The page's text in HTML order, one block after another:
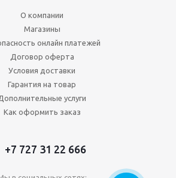
О компании
Магазины
онлайн платежей
Договор оферта
Условия доставки
Гарантия на товар
услуги
Как оформить заказ
+7 727 31 22 666